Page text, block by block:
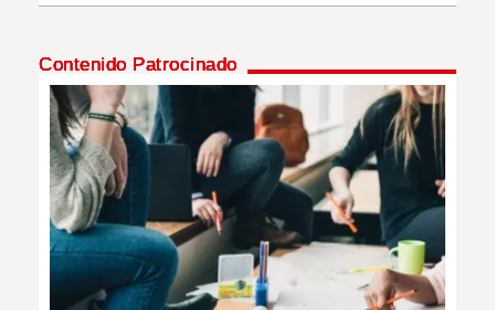
MULTIMEDIA
IMPRESO
Contenido Patrocinado